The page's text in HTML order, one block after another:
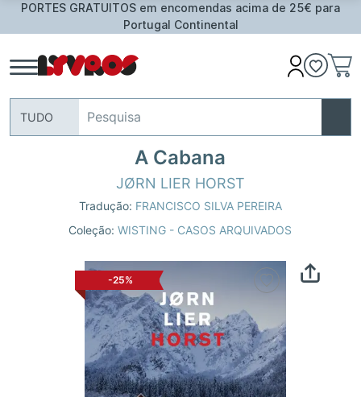
PORTES GRATUITOS em encomendas acima de 25€ para
Portugal Continental
TUDO
A Cabana
JØRN LIER HORST
Tradução: FRANCISCO SILVA PEREIRA
Coleção:WISTING - CASOS ARQUIVADOS
-25%